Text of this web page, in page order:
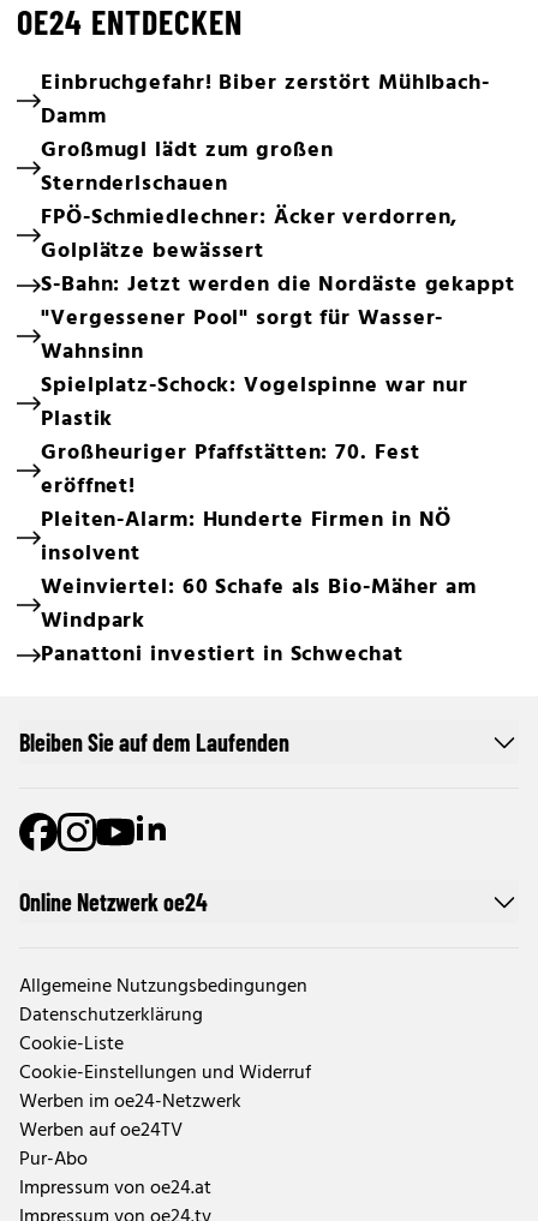
OE24 ENTDECKEN
Einbruchgefahr! Biber zerstört Mühlbach-
Damm
Großmugl lädt zum großen
Sternderlschauen
FPÖ-Schmiedlechner: Äcker verdorren,
Golplätze bewässert
S-Bahn: Jetzt werden die Nordäste gekappt
"Vergessener Pool" sorgt für Wasser-
Wahnsinn
Spielplatz-Schock: Vogelspinne war nur
Plastik
Großheuriger Pfaffstätten: 70. Fest
eröffnet!
Pleiten-Alarm: Hunderte Firmen in NÖ
insolvent
Weinviertel: 60 Schafe als Bio-Mäher am
Windpark
Panattoni investiert in Schwechat
Online Netzwerk oe24
Allgemeine Nutzungsbedingungen
Datenschutzerklärung
Cookie-Liste
Cookie-Einstellungen und Widerruf
Werben im oe24-Netzwerk
Werben auf oe24TV
Pur-Abo
Impressum von oe24.at
Bleiben Sie auf dem Laufenden